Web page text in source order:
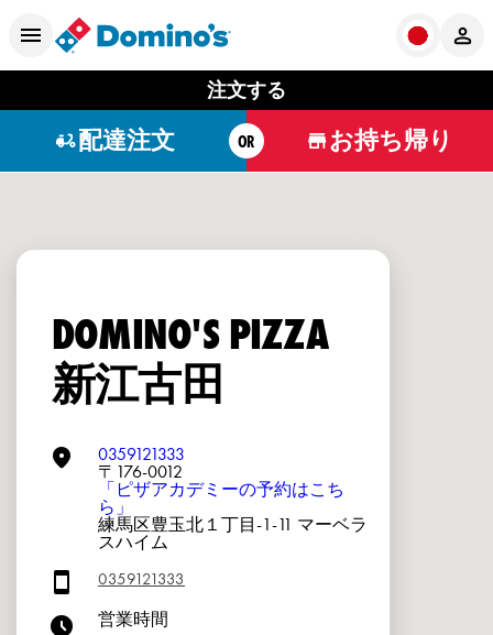
注文する
配達注文 OR お持ち帰り
DOMINO'S PIZZA
新江古田
0359121333
〒176-0012
「ピザアカデミーの予約はこち
ら」
練馬区豊玉北１丁目-1-11 マーベラ
スハイム
0359121333
営業時間